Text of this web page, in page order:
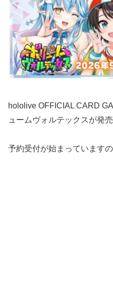
hololive OFFICIAL CARD
ュームヴォルテックスが発売
予約受付が始まっています